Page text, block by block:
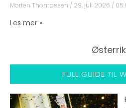
Morten Thomassen 29. juli 2026
Les mer »
FULL GUIDE TIL